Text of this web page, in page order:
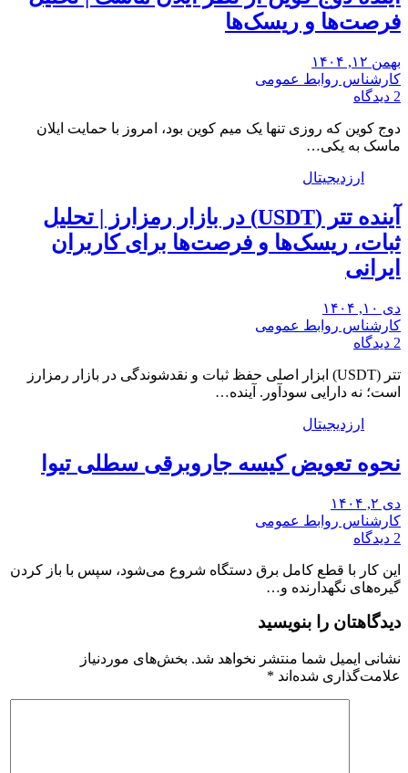
فرصت‌ها و ریسک‌ها
بهمن ۱۲, ۱۴۰۴
کارشناس روابط عمومی
2 دیدگاه
دوج کوین که روزی تنها یک میم کوین بود، امروز با حمایت ایلان
ماسک به یکی…
ارزدیجیتال
آینده تتر (USDT) در بازار رمزارز | تحلیل
ثبات، ریسک‌ها و فرصت‌ها برای کاربران
ایرانی
دی ۱۰, ۱۴۰۴
کارشناس روابط عمومی
2 دیدگاه
تتر (USDT) ابزار اصلی حفظ ثبات و نقدشوندگی در بازار رمزارز
است؛ نه دارایی سودآور. آینده…
ارزدیجیتال
نحوه تعویض کیسه جاروبرقی سطلی تیوا
دی ۲, ۱۴۰۴
کارشناس روابط عمومی
2 دیدگاه
این کار با قطع کامل برق دستگاه شروع می‌شود، سپس با باز کردن
گیره‌های نگهدارنده و…
دیدگاهتان را بنویسید
نشانی ایمیل شما منتشر نخواهد شد. بخش‌های موردنیاز
علامت‌گذاری شده‌اند *